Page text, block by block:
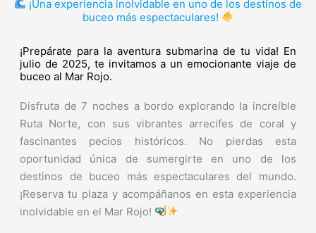
¡Una experiencia inolvidable en uno de los destinos de
buceo más espectaculares!
¡Prepárate para la aventura submarina de tu vida! En
julio de 2025, te invitamos a un emocionante viaje de
buceo al Mar Rojo.
Disfruta de 7 noches a bordo explorando la increíble
Ruta Norte, con sus vibrantes arrecifes de coral y
fascinantes pecios históricos. No pierdas esta
oportunidad única de sumergirte en uno de los
destinos de buceo más espectaculares del mundo.
¡Reserva tu plaza y acompáñanos en esta experiencia
inolvidable en el Mar Rojo!